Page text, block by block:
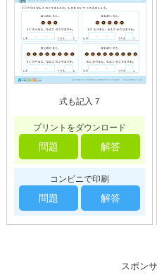
式も記入 7
プリントをダウンロード
問題 解答
コンビニで印刷
問題 解答
スポン